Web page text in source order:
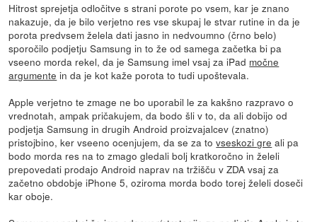
Hitrost sprejetja odločitve s strani porote po vsem, kar je znano
nakazuje, da je bilo verjetno res vse skupaj le stvar rutine in da je
porota predvsem želela dati jasno in nedvoumno (črno belo)
sporočilo podjetju Samsung in to že od samega začetka bi pa
vseeno morda rekel, da je Samsung imel vsaj za iPad močne
argumente in da je kot kaže porota to tudi upoštevala.
Apple verjetno te zmage ne bo uporabil le za kakšno razpravo o
vrednotah, ampak pričakujem, da bodo šli v to, da ali dobijo od
podjetja Samsung in drugih Android proizvajalcev (znatno)
pristojbino, ker vseeno ocenjujem, da se za tovseskozi gre ali pa
bodo morda res na to zmago gledali bolj kratkoročno in želeli
prepovedati prodajo Android naprav na tržišču v ZDA vsaj za
začetno obdobje iPhone 5, oziroma morda bodo torej želeli doseči
kar oboje.